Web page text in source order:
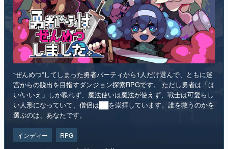
“ぜんめつ”してしまった勇者パーティから1人だけ選んで、ともに迷
宮からの脱出を目指すダンジョン探索RPGです。 ただし勇者は「は
い/いいえ」しか喋れず、魔法使いは魔法が使えず、戦士は可愛らし
い人形になっていて、僧侶は██を崇拝しています。誰を救うのかを
選ぶのは、あなたです。
インディー RPG